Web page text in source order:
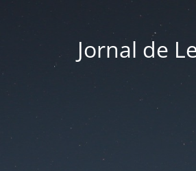
Jornal de